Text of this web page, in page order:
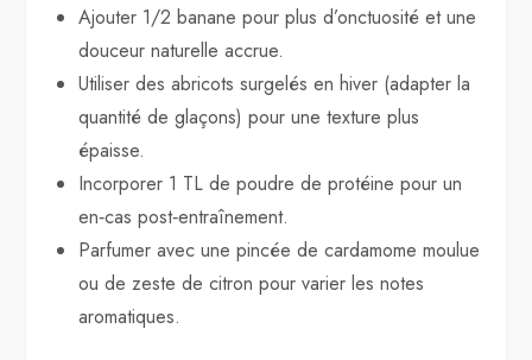
Ajouter 1/2 banane pour plus d’onctuosité et une
douceur naturelle accrue.
Utiliser des abricots surgelés en hiver (adapter la
quantité de glaçons) pour une texture plus
épaisse.
Incorporer 1 TL de poudre de protéine pour un
en‑cas post‑entraînement.
Parfumer avec une pincée de cardamome moulue
ou de zeste de citron pour varier les notes
aromatiques.